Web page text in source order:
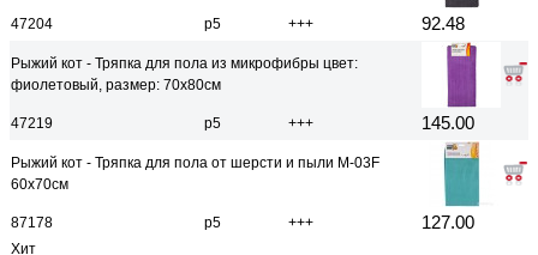
47204 р5 +++ 92.48
Рыжий кот - Тряпка для пола из микрофибры цвет:
фиолетовый, размер: 70х80см
47219 р5 +++ 145.00
Рыжий кот - Тряпка для пола от шерсти и пыли M-03F
60х70см
87178 р5 +++ 127.00
Хит